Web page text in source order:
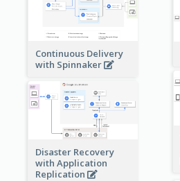
Continuous Delivery
with Spinnaker
Disaster Recovery
with Application
Replication